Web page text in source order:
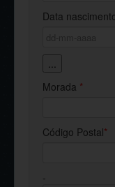
Data
...
Morada *
Código Postal*
-